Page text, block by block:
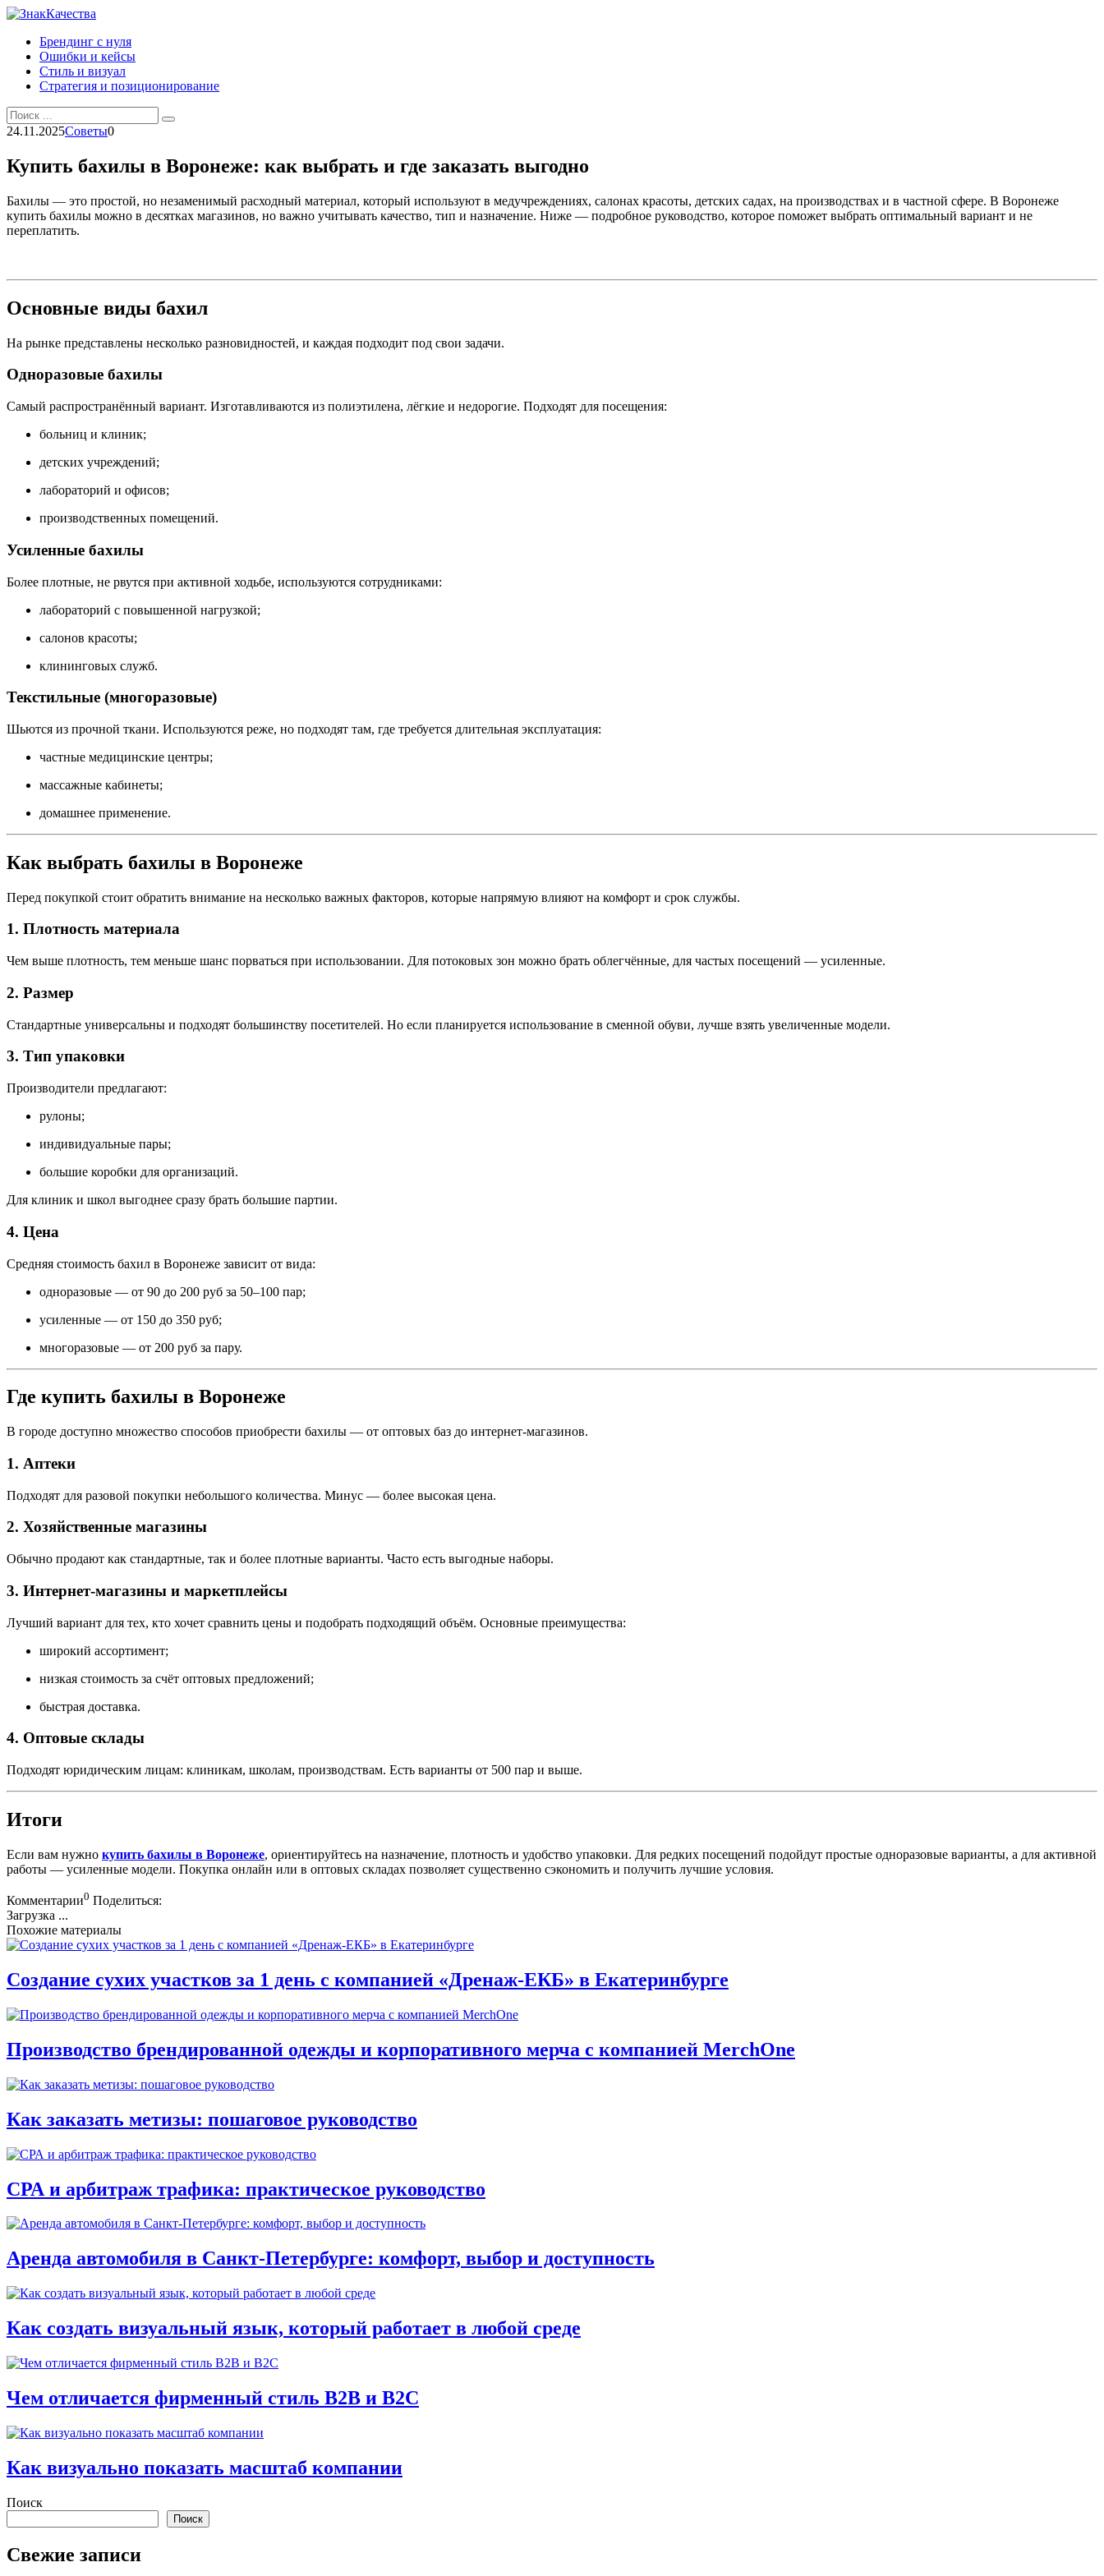
Перейти
контентуБрендинг с нуля
Ошибки и кейсы
Стиль и визуал
Стратегия и позиционирование
Search
for:
24.11.2025Советы0
Купить бахилы в Воронеже: как выбрать и где заказать выгодно
Бахилы — это простой, но незаменимый расходный материал, который используют в медучреждениях, салонах красоты, детских садах, на производствах и в частной сфере. В Воронеже
купить бахилы можно в десятках магазинов, но важно учитывать качество, тип и назначение. Ниже — подробное руководство, которое поможет выбрать оптимальный вариант и не
переплатить.
Основные виды бахил
На рынке представлены несколько разновидностей, и каждая подходит под свои задачи.
Одноразовые бахилы
Самый распространённый вариант. Изготавливаются из полиэтилена, лёгкие и недорогие. Подходят для посещения:
больниц и клиник;
детских учреждений;
лабораторий и офисов;
производственных помещений.
Усиленные бахилы
Более плотные, не рвутся при активной ходьбе, используются сотрудниками:
лабораторий с повышенной нагрузкой;
салонов красоты;
клининговых служб.
Текстильные (многоразовые)
Шьются из прочной ткани. Используются реже, но подходят там, где требуется длительная эксплуатация:
частные медицинские центры;
массажные кабинеты;
домашнее применение.
Как выбрать бахилы в Воронеже
Перед покупкой стоит обратить внимание на несколько важных факторов, которые напрямую влияют на комфорт и срок службы.
1. Плотность материала
Чем выше плотность, тем меньше шанс порваться при использовании. Для потоковых зон можно брать облегчённые, для частых посещений — усиленные.
2. Размер
Стандартные универсальны и подходят большинству посетителей. Но если планируется использование в сменной обуви, лучше взять увеличенные модели.
3. Тип упаковки
Производители предлагают:
рулоны;
индивидуальные пары;
большие коробки для организаций.
Для клиник и школ выгоднее сразу брать большие партии.
4. Цена
Средняя стоимость бахил в Воронеже зависит от вида:
одноразовые — от 90 до 200 руб за 50–100 пар;
усиленные — от 150 до 350 руб;
многоразовые — от 200 руб за пару.
Где купить бахилы в Воронеже
В городе доступно множество способов приобрести бахилы — от оптовых баз до интернет-магазинов.
1. Аптеки
Подходят для разовой покупки небольшого количества. Минус — более высокая цена.
2. Хозяйственные магазины
Обычно продают как стандартные, так и более плотные варианты. Часто есть выгодные наборы.
3. Интернет-магазины и маркетплейсы
Лучший вариант для тех, кто хочет сравнить цены и подобрать подходящий объём. Основные преимущества:
широкий ассортимент;
низкая стоимость за счёт оптовых предложений;
быстрая доставка.
4. Оптовые склады
Подходят юридическим лицам: клиникам, школам, производствам. Есть варианты от 500 пар и выше.
Итоги
Если вам нужно купить бахилы в Воронеже, ориентируйтесь на назначение, плотность и удобство упаковки. Для редких посещений подойдут простые одноразовые варианты, а для активной
работы — усиленные модели. Покупка онлайн или в оптовых складах позволяет существенно сэкономить и получить лучшие условия.
Комментарии0 Поделиться:
Загрузка ...
Похожие материалы
Создание сухих участков за 1 день с компанией «Дренаж-ЕКБ» в Екатеринбурге
Производство брендированной одежды и корпоративного мерча с компанией MerchOne
Как заказать метизы: пошаговое руководство
СРА и арбитраж трафика: практическое руководство
Аренда автомобиля в Санкт-Петербурге: комфорт, выбор и доступность
Как создать визуальный язык, который работает в любой среде
Чем отличается фирменный стиль B2B и B2C
Как визуально показать масштаб компании
Поиск
Поиск
Свежие записи